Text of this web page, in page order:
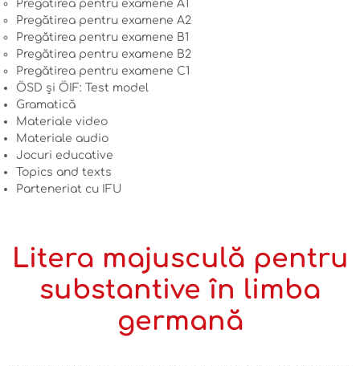
Pregătirea pentru examene A1
Pregătirea pentru examene A2
Pregătirea pentru examene B1
Pregătirea pentru examene B2
Pregătirea pentru examene C1
ÖSD și ÖIF: Test model
Gramatică
Materiale video
Materiale audio
Jocuri educative
Topics and texts
Parteneriat cu IFU
Litera majusculă pentru
substantive în limba
germană